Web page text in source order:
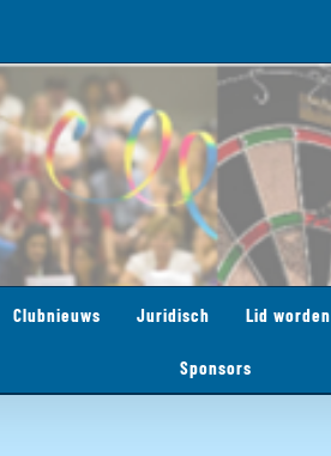
Clubnieuws Juridisch Lid worden
Sponsors